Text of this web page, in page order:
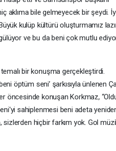
aklıma bile gelmeyecek bir şeydi.
kulüp kültürü oluşturmamız
ve bu da beni çok mutlu
bir konuşma gerçekleştirdi.
öptüm seni’ şarkısıyla ünlenen
öncesinde konuşan Korkmaz,
sahiplenmesi beni adeta
sizlerden hiçbir farkım yok. Gol